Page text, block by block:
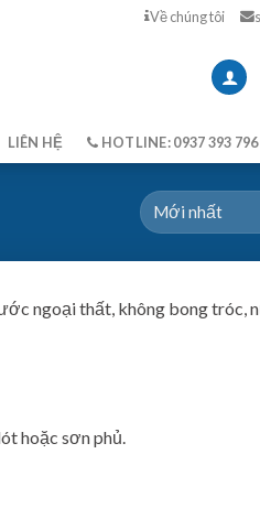
Về chúng tôi
LIÊN HỆ HOTLINE: 0937 393 796
ngoại thất, không bong tróc,
hoặc sơn phủ.